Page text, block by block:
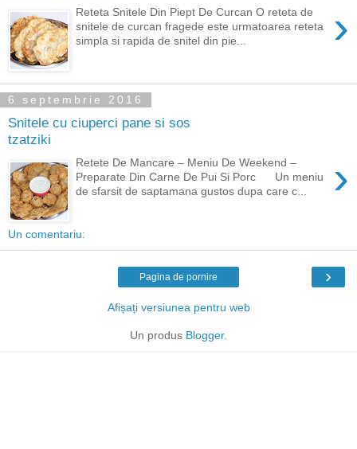
›
Reteta Snitele Din Piept De Curcan O reteta de
snitele de curcan fragede este urmatoarea reteta
simpla si rapida de snitel din pie...
6 septembrie 2016
Snitele cu ciuperci pane si sos
tzatziki
›
Retete De Mancare – Meniu De Weekend –
Preparate Din Carne De Pui Si Porc Un meniu
de sfarsit de saptamana gustos dupa care c...
Un comentariu:
›
Pagina de pornire
Afișați versiunea pentru web
Un produs Blogger.